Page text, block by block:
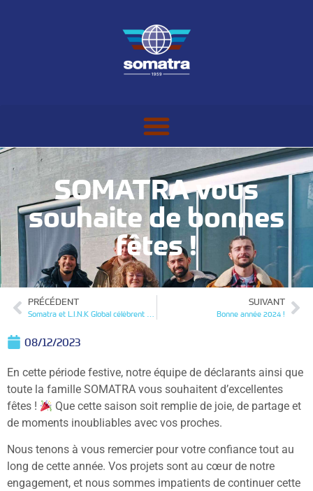
SOMATRA vous
souhaite de bonnes
fêtes !
PRÉCÉDENT
Somatra et L.I.N.K Global célèbrent ensemble 29 ans de collaboration
SUIVANT
Bonne année 2024 !
08/12/2023
En cette période festive, notre équipe de déclarants ainsi que
toute la famille SOMATRA vous souhaitent d’excellentes
fêtes !
Que cette saison soit remplie de joie, de partage et
de moments inoubliables avec vos proches.
Nous tenons à vous remercier pour votre confiance tout au
long de cette année. Vos projets sont au cœur de notre
engagement, et nous sommes impatients de continuer cette